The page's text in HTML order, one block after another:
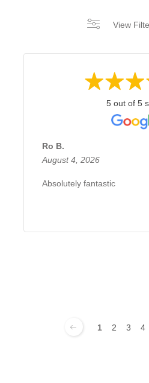
View
5 out of 5
Ro B.
August 4, 2026
Absolutely fantastic
1 2 3 4